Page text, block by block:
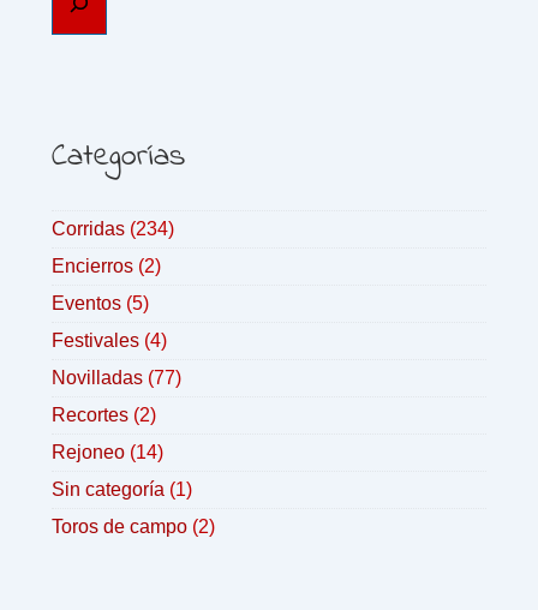
Categorías
Corridas (234)
Encierros (2)
Eventos (5)
Festivales (4)
Novilladas (77)
Recortes (2)
Rejoneo (14)
Sin categoría (1)
Toros de campo (2)